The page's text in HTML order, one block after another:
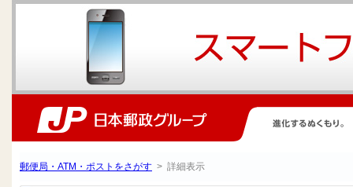
郵便局・ATM・ポストをさがす > 詳細表示